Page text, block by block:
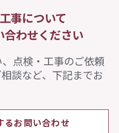
事について
合わせください
点検・工事のご依頼
談など、下記までお
るお問い合わせ